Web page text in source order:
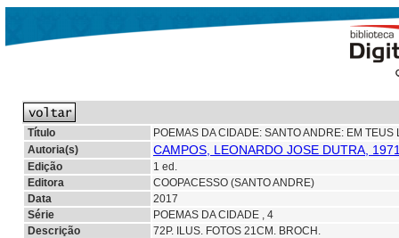
Título
POEMAS DA CIDADE: SANTO ANDRE: EM TEUS
Autoria(s)
CAMPOS, LEONARDO JOSE DUTRA,
Edição
1 ed.
Editora
COOPACESSO (SANTO ANDRE)
Data
2017
Série
POEMAS DA CIDADE , 4
Descrição
72P. ILUS. FOTOS 21CM. BROCH.